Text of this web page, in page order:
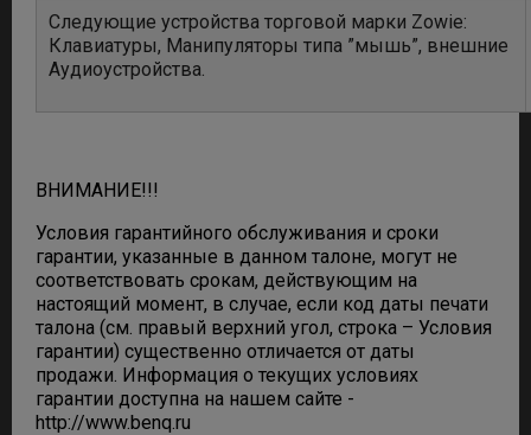
Следующие устройства торговой марки Zowie:
Клавиатуры, Манипуляторы типа ”мышь”, внешние
Аудиоустройства.
ВНИМАНИЕ!!!
Условия гарантийного обслуживания и сроки
гарантии, указанные в данном талоне, могут не
соответствовать срокам, действующим на
настоящий момент, в случае, если код даты печати
талона (см. правый верхний угол, строка – Условия
гарантии) существенно отличается от даты
продажи. Информация о текущих условиях
гарантии доступна на нашем сайте -
http://www.benq.ru